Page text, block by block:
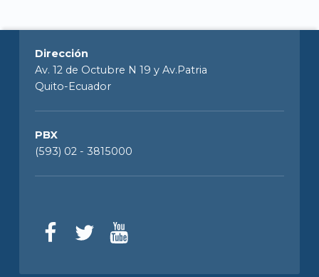
Dirección
Av. 12 de Octubre N 19 y Av.Patria
Quito-Ecuador
PBX
(593) 02 - 3815000